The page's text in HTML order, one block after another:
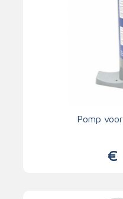
Pomp
€